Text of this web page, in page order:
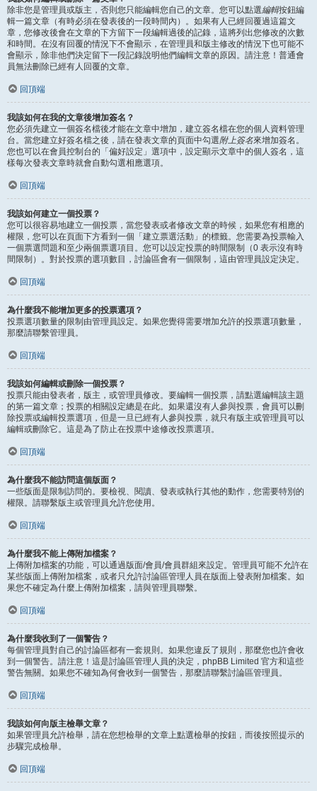
除非您是管理員或版主，否則您只能編輯您自己的文章。您可以點選編輯按鈕編
輯一篇文章（有時必須在發表後的一段時間內）。如果有人已經回覆過這篇文
章，您修改後會在文章的下方留下一段編輯過後的記錄，這將列出您修改的次數
和時間。在沒有回覆的情況下不會顯示，在管理員和版主修改的情況下也可能不
會顯示，除非他們決定留下一段記錄說明他們編輯文章的原因。請注意！普通會
員無法刪除已經有人回覆的文章。
回頂端
我該如何在我的文章後增加簽名？
您必須先建立一個簽名檔後才能在文章中增加，建立簽名檔在您的個人資料管理
台。當您建立好簽名檔之後，請在發表文章的頁面中勾選附上簽名來增加簽名。
您也可以在會員控制台的「偏好設定」選項中，設定顯示文章中的個人簽名，這
樣每次發表文章時就會自動勾選相應選項。
回頂端
我該如何建立一個投票？
您可以很容易地建立一個投票，當您發表或者修改文章的時候，如果您有相應的
權限，您可以在頁面下方看到一個「建立票選活動」的標籤。您需要為投票輸入
一個票選問題和至少兩個票選項目。您可以設定投票的時間限制（0 表示沒有時
間限制）。對於投票的選項數目，討論區會有一個限制，這由管理員設定決定。
回頂端
為什麼我不能增加更多的投票選項？
投票選項數量的限制由管理員設定。如果您覺得需要增加允許的投票選項數量，
那麼請聯繫管理員。
回頂端
我該如何編輯或刪除一個投票？
投票只能由發表者，版主，或管理員修改。要編輯一個投票，請點選編輯該主題
的第一篇文章；投票的相關設定總是在此。如果還沒有人參與投票，會員可以刪
除投票或編輯投票選項，但是一旦已經有人參與投票，就只有版主或管理員可以
編輯或刪除它。這是為了防止在投票中途修改投票選項。
回頂端
為什麼我不能訪問這個版面？
一些版面是限制訪問的。要檢視、閱讀、發表或執行其他的動作，您需要特別的
權限。請聯繫版主或管理員允許您使用。
回頂端
為什麼我不能上傳附加檔案？
上傳附加檔案的功能，可以通過版面/會員/會員群組來設定。管理員可能不允許在
某些版面上傳附加檔案，或者只允許討論區管理人員在版面上發表附加檔案。如
果您不確定為什麼上傳附加檔案，請與管理員聯繫。
回頂端
為什麼我收到了一個警告？
每個管理員對自己的討論區都有一套規則。如果您違反了規則，那麼您也許會收
到一個警告。請注意！這是討論區管理人員的決定，phpBB Limited 官方和這些
警告無關。如果您不確知為何會收到一個警告，那麼請聯繫討論區管理員。
回頂端
我該如何向版主檢舉文章？
如果管理員允許檢舉，請在您想檢舉的文章上點選檢舉的按鈕，而後按照提示的
步驟完成檢舉。
回頂端